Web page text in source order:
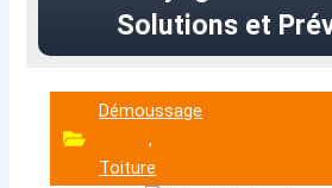
Solutions et
Démoussage
,
Toiture